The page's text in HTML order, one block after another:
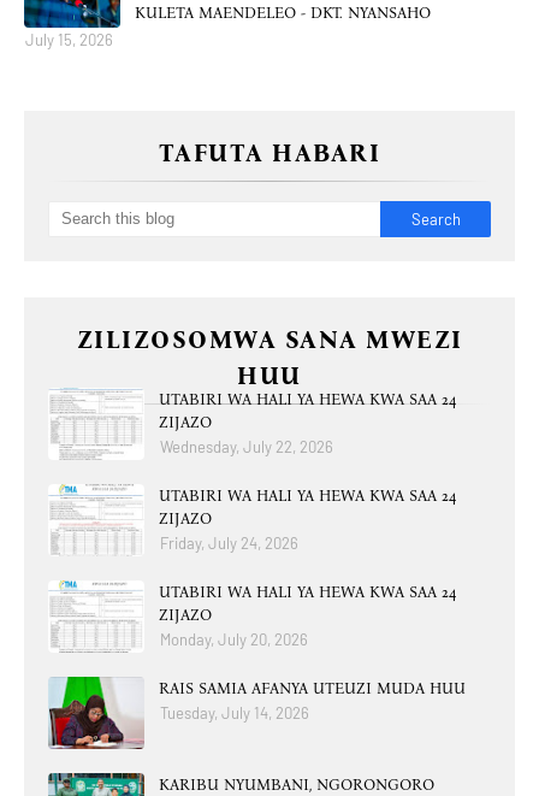
KULETA MAENDELEO - DKT. NYANSAHO
July 15, 2026
TAFUTA HABARI
ZILIZOSOMWA SANA MWEZI
HUU
UTABIRI WA HALI YA HEWA KWA SAA 24
ZIJAZO
Wednesday, July 22, 2026
UTABIRI WA HALI YA HEWA KWA SAA 24
ZIJAZO
Friday, July 24, 2026
UTABIRI WA HALI YA HEWA KWA SAA 24
ZIJAZO
Monday, July 20, 2026
RAIS SAMIA AFANYA UTEUZI MUDA HUU
Tuesday, July 14, 2026
KARIBU NYUMBANI, NGORONGORO